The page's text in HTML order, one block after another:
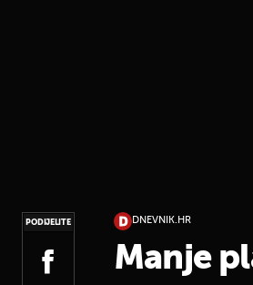
PODIJELITE DNEVNIK.HR
Manje